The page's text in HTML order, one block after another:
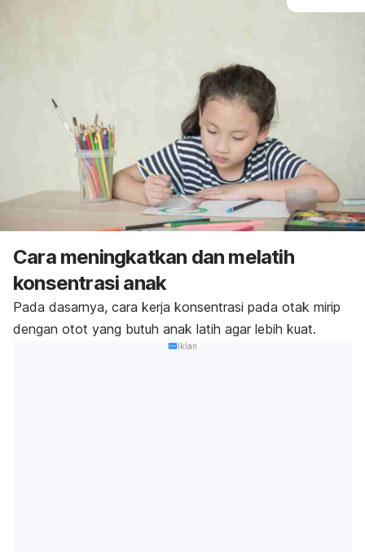
Cara meningkatkan dan melatih
konsentrasi anak
Pada dasarnya, cara kerja konsentrasi pada otak mirip
dengan otot yang butuh anak latih agar lebih kuat.
Iklan